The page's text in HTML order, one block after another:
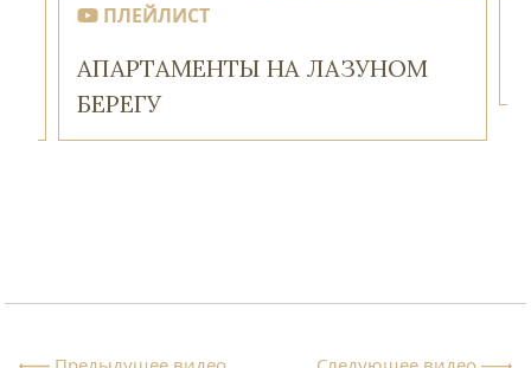
ПЛЕЙЛИСТ
АПАРТАМЕНТЫ НА ЛАЗУНОМ
БЕРЕГУ